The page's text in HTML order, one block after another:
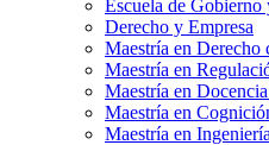
Escuela de
Derecho y Empresa
Maestría en Derecho
Maestría en
Maestría en
Maestría en
Maestría en